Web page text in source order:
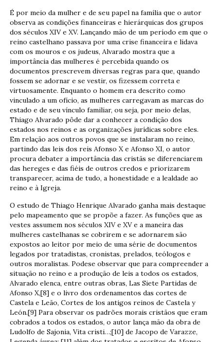
É por meio da mulher e de seu papel na família que o autor
observa as condições financeiras e hierárquicas dos grupos
dos séculos XIV e XV. Lançando mão de um período em que o
reino castelhano passava por uma crise financeira e lidava
com os mouros e os judeus, Alvarado mostra que a
importância das mulheres é percebida quando os
documentos prescrevem diversas regras para que, quando
fossem se adornar e se vestir, os fizessem correta e
virtuosamente. Enquanto o homem era descrito como
vinculado a um ofício, as mulheres carregavam as marcas do
estado e de seu vínculo familiar, ou seja, por meio delas,
Thiago Alvarado pôde dar a conhecer a condição dos
estados nos reinos e as organizações jurídicas sobre eles.
Em relação aos outros povos que se instalaram no reino,
partindo das leis dos reis Afonso X e Afonso XI, o autor
procura debater a importância das cristãs se diferenciarem
das hereges e das fiéis de outros credos e priorizarem
transparecer, acima de tudo, a honestidade e a lealdade ao
reino e à Igreja.
O estudo de Thiago Henrique Alvarado ganha mais destaque
pelo mapeamento que se propõe a fazer. As funções que as
vestes assumem nos séculos XIV e XV e a maneira das
mulheres castelhanas se cobrirem e se adornarem são
expostos ao leitor por meio de uma série de documentos
legados por tratadistas, cronistas, prelados, teólogos e
outros moralistas. Podese observar que para compreender a
situação no reino e a produção de leis a todos os estados,
Alvarado elenca, entre outras obras, Las Siete Partidas de
Afonso X,[8] e o livro dos ordenamentos das cortes de
Castela e Leão, Cortes de los antigos reinos de Castela y
León.[9] Para observar os padrões morais cristãos que eram
cobrados a todos os estados, o autor lança mão da obra de
Ludolfo de Sajonia, Vita cristi…;[10] de Jacopo de Varazze,